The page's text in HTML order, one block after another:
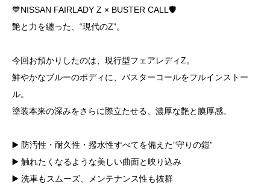
💙NISSAN FAIRLADY Z × BUSTER CALL🛡️
艶と力を纏った、“現代のZ”。
今回お預かりしたのは、現行型フェアレディZ。
鮮やかなブルーのボディに、バスターコールをフルインストー
ル。
塗装本来の深みをさらに際立たせる、濃厚な艶と膜厚感。
▶️ 防汚性・耐久性・撥水性すべてを備えた”守りの鎧”
▶️ 触れたくなるような美しい曲面と映り込み
▶️ 洗車もスムーズ、メンテナンス性も抜群